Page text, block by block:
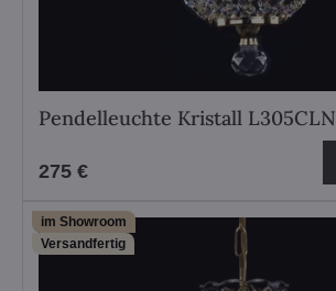
Pendelleuchte Kristall L305CLN
275 €
im Showroom
Versandfertig